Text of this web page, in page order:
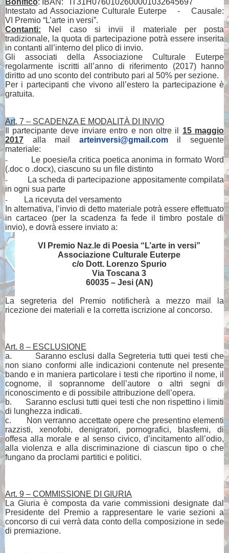
Intestato ad Associazione Culturale Euterpe
-
Causale:
VI Premio “L’arte in versi”.
Contanti: Nel caso si invii il materiale per posta
tradizionale, la quota di partecipazione potrà essere inserita
in contanti all’interno del plico di invio.
Gli associati della Associazione Culturale Euterpe
regolarmente iscritti all’anno di riferimento (2017) hanno
diritto ad uno sconto del contributo pari al 50% per sezione.
Per i partecipanti che vivono all’estero la partecipazione è
gratuita.
Art. 7 – SCADENZA E MODALITÀ DI INVIO
Il partecipante deve inviare entro e non oltre il 15 maggio
2017 alla mail arteinversi@gmail.comil seguente
materiale:
-
Le poesie/la critica poetica anonima in formato Word
(.doc o .docx), ciascuno su un file distinto
-
La scheda di partecipazione appositamente compilata
in ogni sua parte
-
La ricevuta del versamento
In alternativa, l’invio di detto materiale potrà essere effettuato
in cartaceo (per la scadenza fa fede il timbro postale di
invio), e dovrà essere inviato a:
VI Premio Naz.le di Poesia “L’arte in versi”
Associazione Culturale Euterpe
c/o Dott. Lorenzo Spurio
Via Toscana 3
60035 – Jesi (AN)
La segreteria del Premio notificherà a mezzo mail la
ricezione dei materiali e la corretta iscrizione al concorso.
Art. 8 – ESCLUSIONE
a.
Saranno esclusi dalla Segreteria tutti quei testi che
non siano conformi alle indicazioni contenute nel presente
bando e in maniera particolare i testi che riportino il nome, il
cognome, il soprannome dell’autore o altri segni di
riconoscimento e di possibile attribuzione dell’opera.
b.
Saranno esclusi tutti quei testi che non rispettino i limiti
di lunghezza indicati.
c.
Nonverranno accettate opere che presentino elementi
razzisti, xenofobi, denigratori, pornografici, blasfemi, di
offesa alla morale e al senso civico, d’incitamento all’odio,
alla violenza e alla discriminazione di ciascun tipo o che
fungano da proclami partitici e politici.
Art. 9 – COMMISSIONE DI GIURIA
La Giuria è composta da varie commissioni designate dal
Presidente del Premio a rappresentare le varie sezioni a
concorso di cui verrà data conto della composizione in sede
di premiazione.